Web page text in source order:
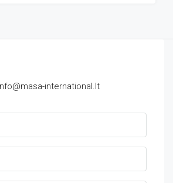
international.lt